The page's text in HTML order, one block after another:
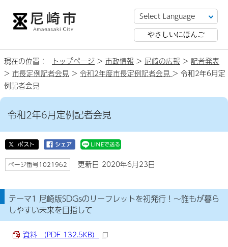
やさしいにほんご
現在の位置： トップページ > 市政情報 > 尼崎の広報 > 記者発表
> 市長定例記者会見 > 令和2年度市長定例記者会見 > 令和2年6月定
例記者会見
令和2年6月定例記者会見
ページ番号1021962 更新日 2020年6月23日
テーマ1 尼崎版SDGsのリーフレットを初発行！～誰もが暮ら
しやすい未来を目指して
資料 （PDF 132.5KB）